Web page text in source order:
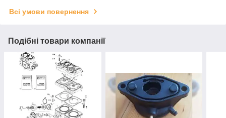
Всі умови повернення
Подібні товари компанії